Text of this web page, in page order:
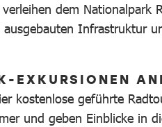
dem
Infrastruktur
EXKURSIONEN
kostenlose geführte
und geben Einblicke in